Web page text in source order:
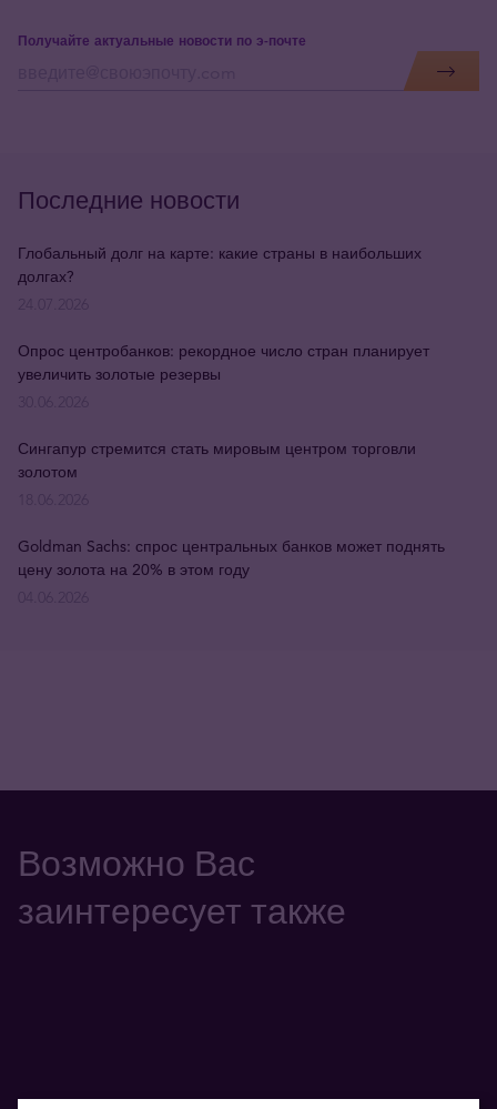
Получайте актуальные новости по э-почте
Последние новости
Глобальный долг на карте: какие страны в наибольших
долгах?
Опрос центробанков: рекордное число стран планирует
увеличить золотые резервы
Сингапур стремится стать мировым центром торговли
золотом
Goldman Sachs: спрос центральных банков может поднять
цену золота на 20% в этом году
Возможно Вас
заинтересует также